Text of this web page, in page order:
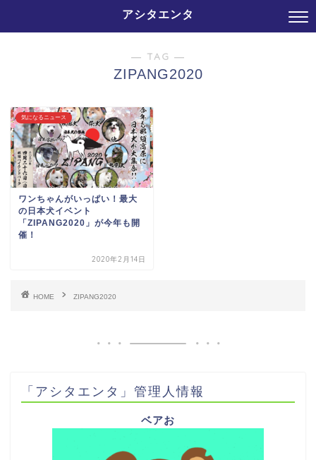
アシタエンタ
― TAG ―
ZIPANG2020
気になるニュース
ワンちゃんがいっぱい！最大
の日本犬イベント
「ZIPANG2020」が今年も開
催！
2020年2月14日
HOME ZIPANG2020
「アシタエンタ」管理人情報
ベアお